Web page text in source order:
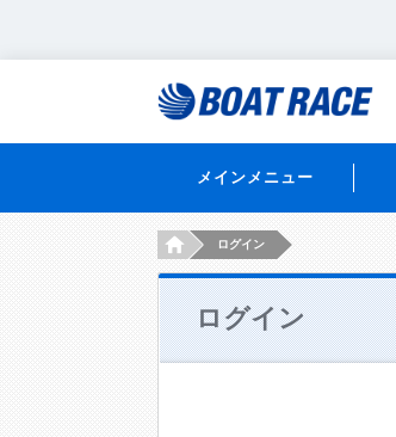
メインメニュー
HOMEログイン
ログイン